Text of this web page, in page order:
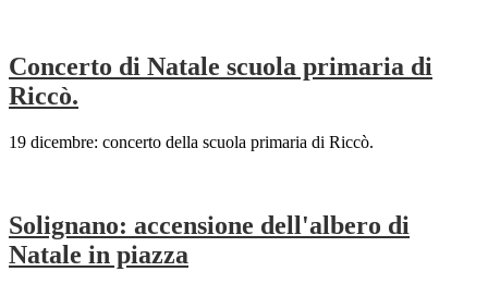
Concerto di Natale scuola primaria di
Riccò.
19 dicembre: concerto della scuola primaria di Riccò.
Solignano: accensione dell'albero di
Natale in piazza